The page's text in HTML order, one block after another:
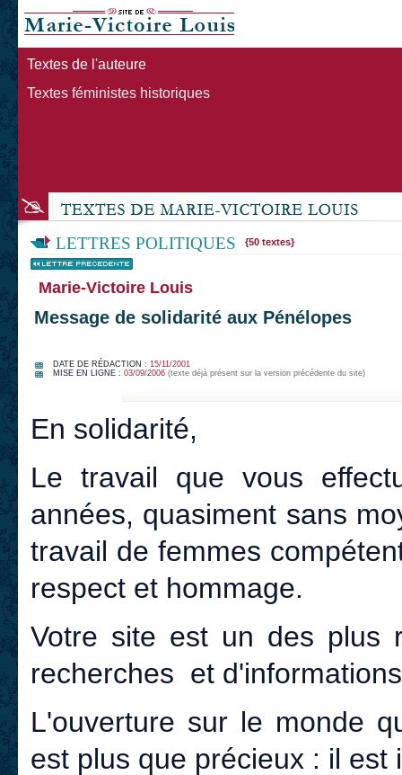
Textes de l'auteure
Textes féministes historiques
LETTRES POLITIQUES {50 textes}
Marie-Victoire Louis
Message de solidarité aux Pénélopes
DATE DE RÉDACTION : 15/11/2001
MISE EN LIGNE : 03/09/2006(texte déjà présent sur la version précédente du site)
En solidarité,
Le travail que vous
années, quasiment sans
travail de femmes
respect et hommage.
Votre site est un des plus
recherches et
L'ouverture sur le monde
est plus que précieux : il